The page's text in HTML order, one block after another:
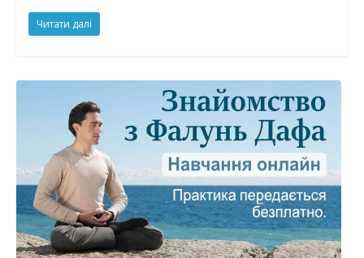
Читати далі